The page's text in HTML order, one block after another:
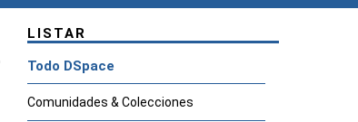
LISTAR
Todo DSpace
Comunidades & Colecciones